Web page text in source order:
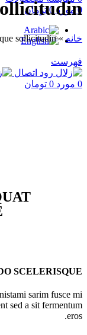
0 مورد 0 تومان
فهرست
0 مورد 0 تومان
خانه»
sollicitudin
SCELERISQUE.
sarim fusce mi
sed a sit fermentum
eros.